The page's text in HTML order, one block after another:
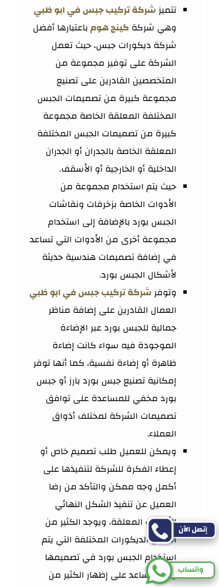
تتميز شركة تركيب جبس في ابو ظبي
وهي شركة كينج هومباعتبارها أفضل
شركة ديكورات جبس، حيث تعمل
الشركة على توفير مجموعة من
المتخصصين القادرين على تصنيع
مجموعة كبيرة من تصميمات الجبس
المختلفة المعلقة الخاصة مجموعة
كبيرة من تصميمات الجبس المختلفة
المعلقة الخاصة بالجدران أو الجدران
الداخلية أو الخارجية أو الأسقف.
حيث يتم استخدام مجموعة من
الأدوات الخاصة بزخرفات ونقاشات
الجبس بورد بالإضافة إلى استخدام
مجموعة أخرى من الأدوات التي تساعد
في إضافة تصميمات هندسية حديثة
لأشكال الجبس بورد.
وتوفر شركة تركيب جبس في ابو ظبي
العمال القادرين على إضافة مناظر
جمالية للجبس بورد عبر الإضاءة
الموجودة فيه سواء كانت إضاءة
ظاهرة أو إضاءة نفسية، كما أنها توفر
إمكانية تصنيع جبس بورد بارز أو جبس
بورد مخفي للمساعدة على توافق
تصميمات الشركة لمختلف أذواق
العملاء.
ويمكن للعميل طلب تصميم خاص أو
إعطاء الفكرة للشركة لتنفيذها على
أكمل وجه ممكن والتأكد من رضا
العميل عن تنفيذ الشكل النهائي
للأسقف المعلقة، ويوجد الكثير من
أشكال الديكورات المختلفة التي يتم
استخدام الجبس بورد في تصميمها
والتي تساعد على إظهار الكثير من
إتصل الآن
واتساب